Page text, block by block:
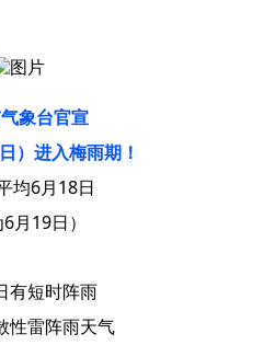
象台官宣
）进入梅雨期！
均6月18日
月19日）
有短时阵雨
性雷阵雨天气